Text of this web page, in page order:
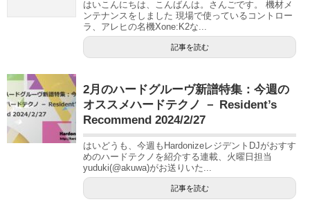
はいこんにちは、こんばんは。さんごです。 機材メ
ンテナンスをしました 現場で使っているコントロー
ラ、アレヒの名機Xone:K2な...
記事を読む
2月のハードグルーヴ新譜特集：今週の
オススメハードテクノ － Resident’s
Recommend 2024/2/27
はいどうも、今週もHardonizeレジデントDJがおすす
めのハードテクノを紹介する連載、火曜日担当
yuduki(@akuwa)がお送りいた...
記事を読む